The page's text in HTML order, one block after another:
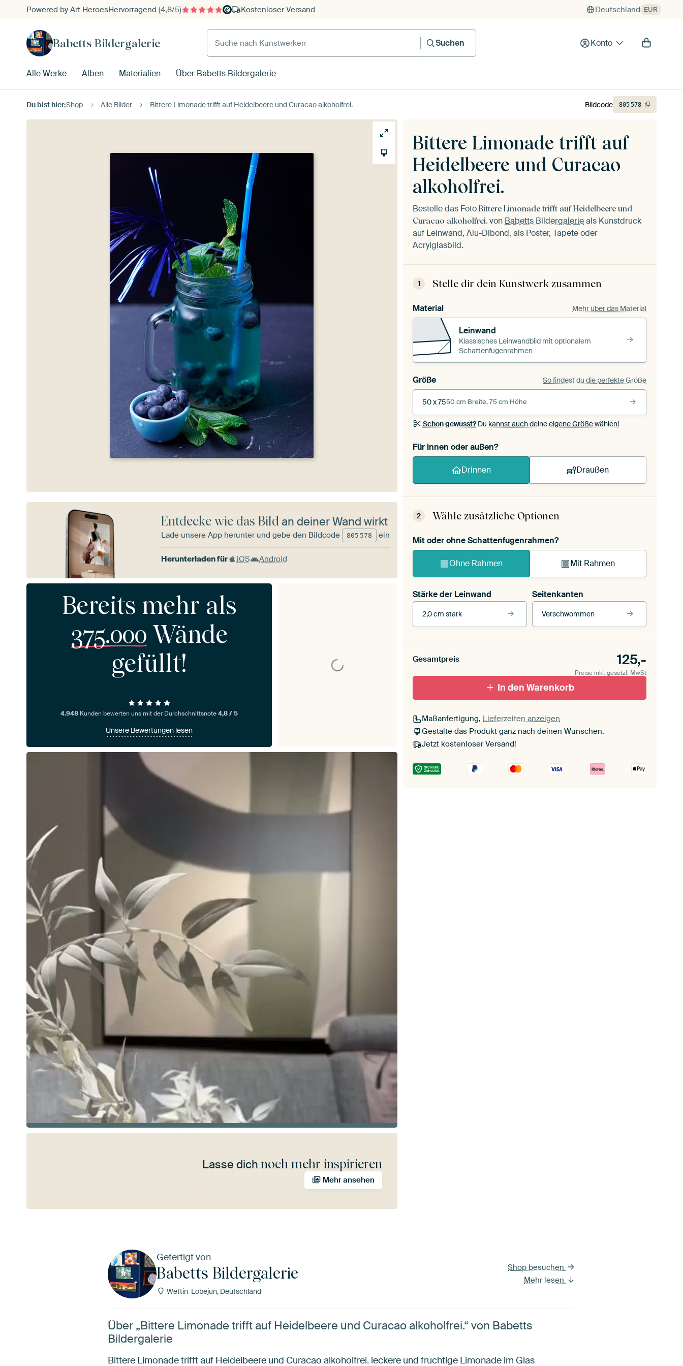
Powered by Art HeroesHervorragend (4,8/5) Kostenloser Versand Deutschland EUR
Babetts Bildergalerie
Suche nach Kunstwerken
Suchen
Konto
Alle Werke Alben Materialien Über Babetts Bildergalerie
Du bist hier:Shop Alle Bilder Bittere Limonade trifft auf Heidelbeere und Curacao alkoholfrei.
Bittere Limonade trifft auf
Heidelbeere und Curacao
alkoholfrei.
Bestelle das Foto Bittere Limonade trifft auf Heidelbeere und
Curacao alkoholfrei. von Babetts Bildergalerieals Kunstdruck
auf Leinwand, Alu-Dibond, als Poster, Tapete oder
Acrylglasbild.
1 Stelle dir dein Kunstwerk zusammen
Material Mehr über das Material
Leinwand
Klassisches Leinwandbild mit optionalem
Schattenfugenrahmen
Größe So findest du die perfekte Größe
50 x 7550 cm Breite, 75 cm Höhe
Schon gewusst?Du kannst auch deine eigene Größe wählen!
Für innen oder außen?
Drinnen Draußen
2 Wähle zusätzliche Optionen
Mit oder ohne Schattenfugenrahmen?
Ohne Rahmen Mit Rahmen
Stärke der Leinwand
2,0 cm stark
Seitenkanten
Verschwommen
schwarz
Mit Schattenfugenrahmen, weiß
cm stark
Seitenkanten
Gesamtpreis 125,-
Preise inkl. gesetzl. MwSt
In den Warenkorb
Maßanfertigung, Lieferzeiten anzeigen
Gestalte das Produkt ganz nach deinen Wünschen.
Jetzt kostenloser Versand!
Bildcode 805578
Entdecke wie das Bildan deiner Wand wirkt
Lade unsere App herunter und gebe den Bildcode 805 578 ein
Herunterladen für iOS Android
Bereits mehr als
375.000 Wände
gefüllt!
4.948 Kunden bewerten uns mit der Durchschnittsnote4,8 / 5
Unsere Bewertungen lesen
Lasse dich noch mehr inspirieren
Mehr ansehen
Gefertigt von
Babetts Bildergalerie
Wettin-Löbejün, Deutschland
Shop besuchen
Mehr lesen
Über „Bittere Limonade trifft auf Heidelbeere und Curacao alkoholfrei.“ von Babetts
Bildergalerie
Bittere Limonade trifft auf Heidelbeere und Curacao alkoholfrei. leckere und fruchtige Limonade im Glas